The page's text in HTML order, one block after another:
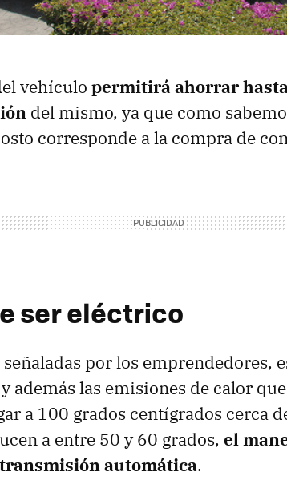
vehículo permitirá ahorrar
del mismo, ya que como
corresponde a la compra de
ser eléctrico
por los emprendedores,
además las emisiones de calor
a 100 grados centígrados cerca
a entre 50 y 60 grados, el
automática.